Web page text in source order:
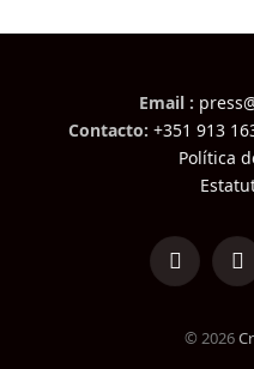
Email :
Contacto: +351 913
Política
LinkedIn
© 2026